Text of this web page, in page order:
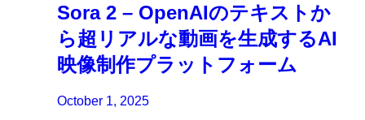
Sora 2 – OpenAIのテキストか
ら超リアルな動画を生成するAI
映像制作プラットフォーム
October 1, 2025